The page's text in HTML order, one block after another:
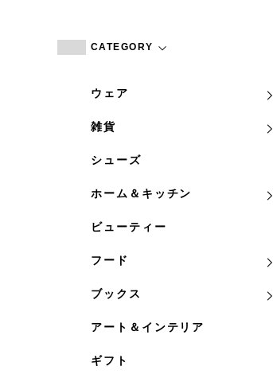
CATEGORY
ウェア
雑貨
シューズ
ホーム＆キッチン
ビューティー
フード
ブックス
アート＆インテリア
ギフト